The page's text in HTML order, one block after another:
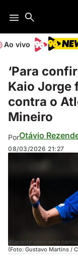
Ao vivo
‘Para
Kaio Jorge
contra o
Mineiro
PorOtávio
08/03/2026 21:27
Atacante usou uma
(Foto: Gustavo Martins /